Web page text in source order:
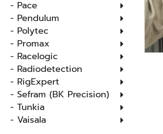
- Pace
- Pendulum
- Polytec
- Promax
- Racelogic
- Radiodetection
- RigExpert
- Sefram (BK Precision)
- Tunkia
- Vaisala